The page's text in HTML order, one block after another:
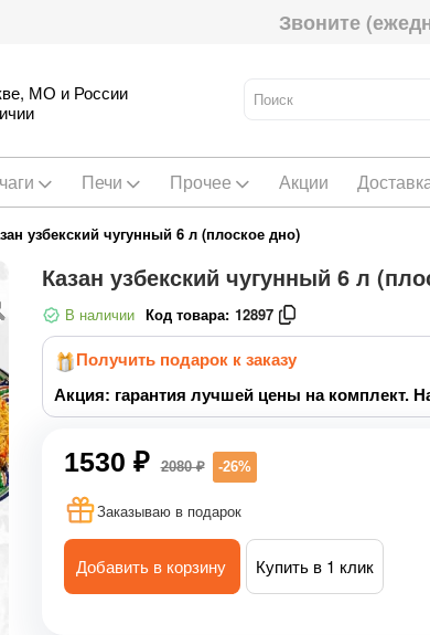
Звоните
МО и России
Печи Прочее Акции
узбекский чугунный 6 л (плоское дно)
Казан узбекский чугунный 6 л
В наличии Код товара: 12897
Получить подарок к заказу
Акция: гарантия лучшей цены на комплект.
1530 ₽ 2080 ₽ -26%
Заказываю в подарок
Добавить в корзину Купить в 1 клик